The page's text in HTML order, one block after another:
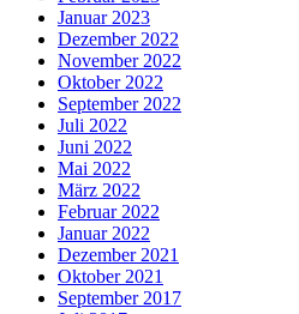
Januar 2023
Dezember 2022
November 2022
Oktober 2022
September 2022
Juli 2022
Juni 2022
Mai 2022
März 2022
Februar 2022
Januar 2022
Dezember 2021
Oktober 2021
September 2017